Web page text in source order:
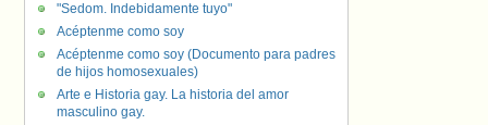
"Sedom. Indebidamente tuyo"
Acéptenme como soy
Acéptenme como soy (Documento para padres
de hijos homosexuales)
Arte e Historia gay. La historia del amor
masculino gay.